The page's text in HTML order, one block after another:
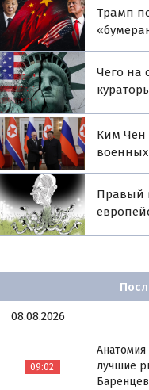
Трамп
Чего на
Ким Чен
Правый
08.08.2026
09:02
Анатомия
лучшие